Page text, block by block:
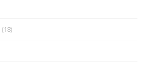
(18)